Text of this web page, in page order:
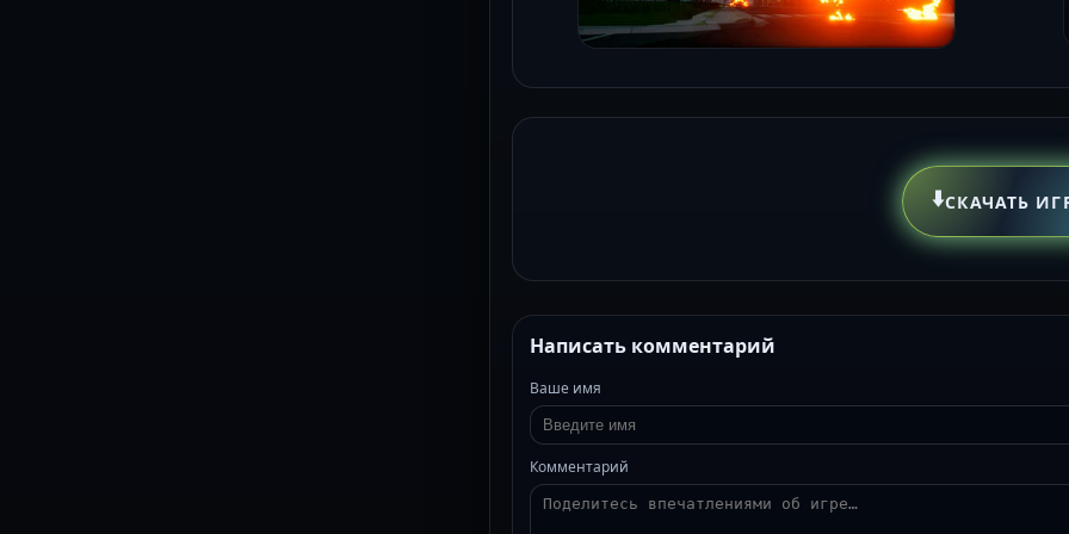
⬇️СКАЧАТЬ
Написать комментарий
Ваше имя
Комментарий